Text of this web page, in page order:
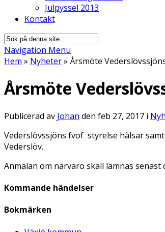
Julpyssel 2013
Kontakt
Navigation Menu
Hem » Nyheter» Årsmöte
Årsmöte
Publicerad av Johan den feb 27, 2017 i
Vederslövssjöns fvof styrelse hälsar
Vederslöv.
Anmälan om närvaro skall lämnas
Kommande händelser
Bokmärken